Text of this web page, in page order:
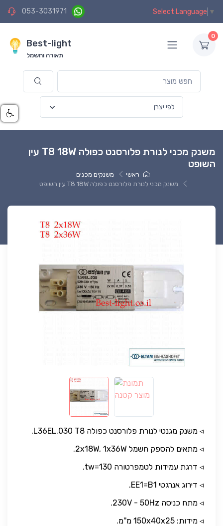
053-3031971 Select Language ▼
Best-light
תאורה וחשמל
0
משנק מכני לנורת פלורסנט כפולה T8 18W עין
השופט
ראשי
משנקים מכנים
משנק מכני לנורת פלורסנט כפולה T8 18W עין השופט
◃ משנק מגנטי לנורת פלורסנט כפולה L36EL.030 T8.
◃ מתאים להספק חשמל 2x18W, 1x36W.
◃ דרגת עמידות לטמפרטורה tw=130.
◃ דירוג אנרגטי EE1=B1.
◃ מתח כניסה 230V - 50Hz.
◃ מידות: 150x40x25 מ''מ.